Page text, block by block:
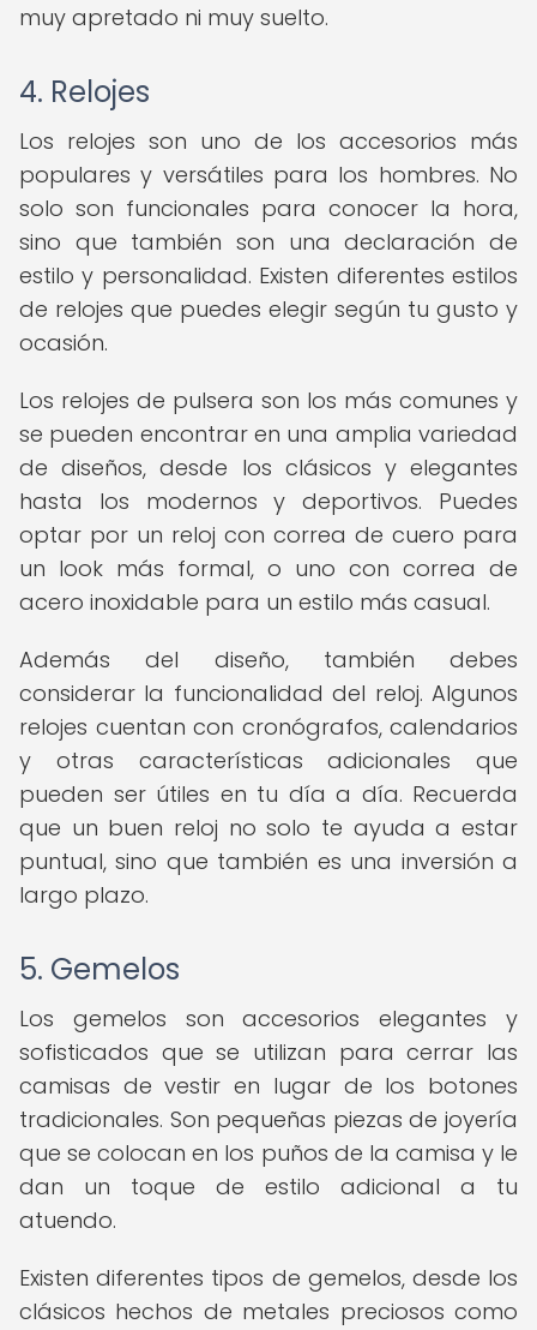
muy apretado ni muy suelto.
4. Relojes
Los relojes son uno de los accesorios más
populares y versátiles para los hombres. No
solo son funcionales para conocer la hora,
sino que también son una declaración de
estilo y personalidad. Existen diferentes estilos
de relojes que puedes elegir según tu gusto y
ocasión.
Los relojes de pulsera son los más comunes y
se pueden encontrar en una amplia variedad
de diseños, desde los clásicos y elegantes
hasta los modernos y deportivos. Puedes
optar por un reloj con correa de cuero para
un look más formal, o uno con correa de
acero inoxidable para un estilo más casual.
Además del diseño, también debes
considerar la funcionalidad del reloj. Algunos
relojes cuentan con cronógrafos, calendarios
y otras características adicionales que
pueden ser útiles en tu día a día. Recuerda
que un buen reloj no solo te ayuda a estar
puntual, sino que también es una inversión a
largo plazo.
5. Gemelos
Los gemelos son accesorios elegantes y
sofisticados que se utilizan para cerrar las
camisas de vestir en lugar de los botones
tradicionales. Son pequeñas piezas de joyería
que se colocan en los puños de la camisa y le
dan un toque de estilo adicional a tu
atuendo.
Existen diferentes tipos de gemelos, desde los
clásicos hechos de metales preciosos como